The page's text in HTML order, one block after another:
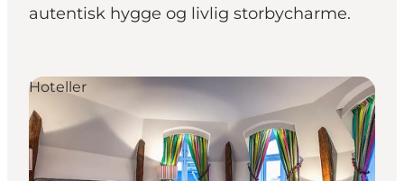
autentisk hygge og livlig storbycharme.
Hoteller